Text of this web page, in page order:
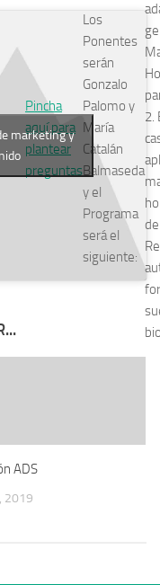
Pincha
aquí para
plantear
preguntas
Los
Ponentes
serán
Gonzalo
Palomo y
María
Catalán
Balmaseda
y el
Programa
será el
siguiente:
2.
marketing y
ADS
2019